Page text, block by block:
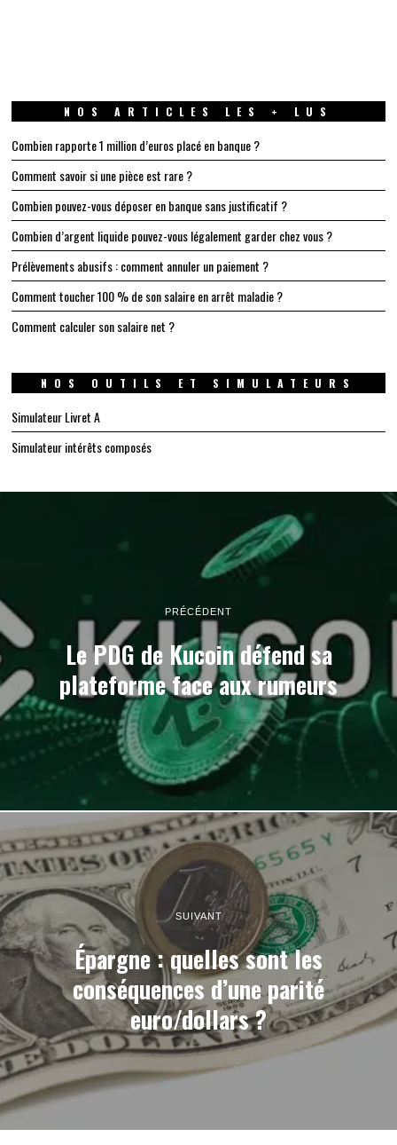
NOS ARTICLES LES + LUS
Combien rapporte 1 million d’euros placé en banque ?
Comment savoir si une pièce est rare ?
Combien pouvez-vous déposer en banque sans justificatif ?
Combien d’argent liquide pouvez-vous légalement garder chez vous ?
Prélèvements abusifs : comment annuler un paiement ?
Comment toucher 100 % de son salaire en arrêt maladie ?
Comment calculer son salaire net ?
NOS OUTILS ET SIMULATEURS
Simulateur Livret A
Simulateur intérêts composés
PRÉCÉDENT
Le PDG de Kucoin défend sa
plateforme face aux rumeurs
SUIVANT
Épargne : quelles sont les
conséquences d’une parité
euro/dollars ?